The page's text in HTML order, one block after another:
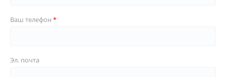
Ваш телефон
Эл. почта